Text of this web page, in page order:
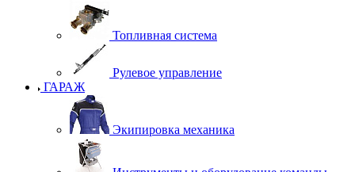
Топливная система
Рулевое управление
ГАРАЖ
Экипировка механика